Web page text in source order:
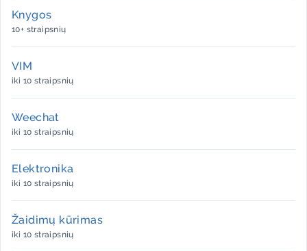
Knygos
10+ straipsnių
VIM
iki 10 straipsnių
Weechat
iki 10 straipsnių
Elektronika
iki 10 straipsnių
Žaidimų kūrimas
iki 10 straipsnių